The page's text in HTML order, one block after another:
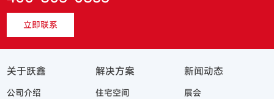
立即联系
关于跃鑫
公司介绍
解决方案
住宅空间
新闻动态
展会